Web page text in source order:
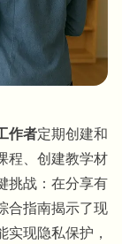
作者定期创建和
程、创建教学材
挑战：在分享有
合指南揭示了现
现隐私保护，